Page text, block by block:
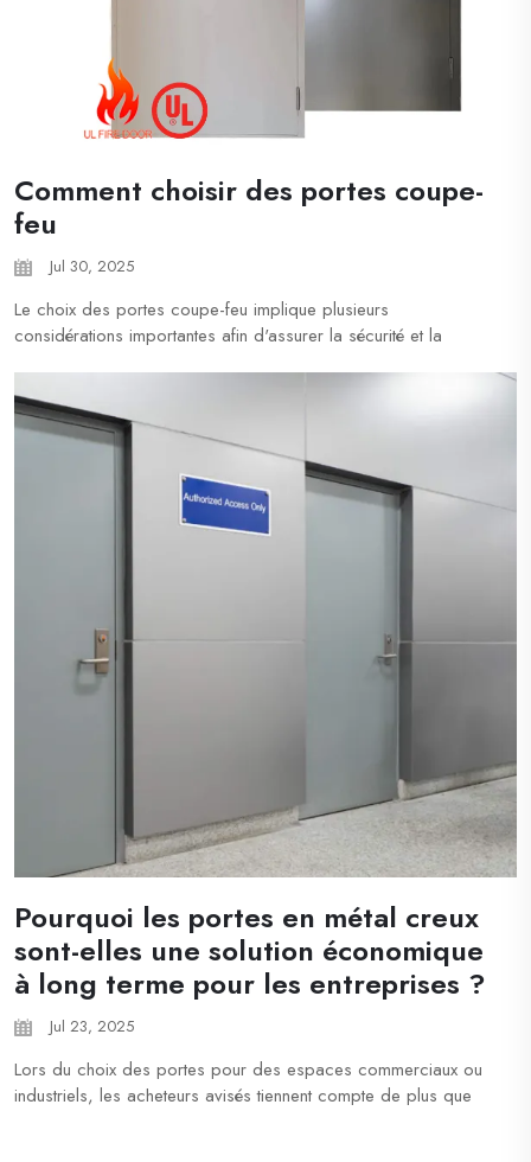
Comment choisir des portes coupe-
feu
Jul 30, 2025
Le choix des portes coupe-feu implique plusieurs
considérations importantes afin d'assurer la sécurité et la
Shanghai Xunzhong Industry Co., Ltd. continue de proposer
des portes coupe-feu sûres et de haute qualité...
Pourquoi les portes en métal creux
sont-elles une solution économique
à long terme pour les entreprises ?
Jul 23, 2025
Lors du choix des portes pour des espaces commerciaux ou
industriels, les acheteurs avisés tiennent compte de plus que